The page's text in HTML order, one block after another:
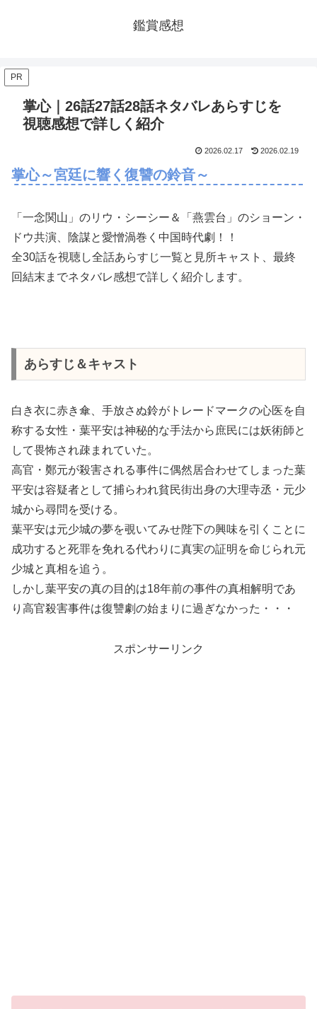
鑑賞感想
PR
掌心｜26話27話28話ネタバレあらすじを
視聴感想で詳しく紹介
2026.02.17 2026.02.19
掌心～宮廷に響く復讐の鈴音～
「一念関山」のリウ・シーシー＆「燕雲台」のショーン・
ドウ共演、陰謀と愛憎渦巻く中国時代劇！！
全30話を視聴し全話あらすじ一覧と見所キャスト、最終
回結末までネタバレ感想で詳しく紹介します。
あらすじ＆キャスト
白き衣に赤き傘、手放さぬ鈴がトレードマークの心医を自
称する女性・葉平安は神秘的な手法から庶民には妖術師と
して畏怖され疎まれていた。
高官・鄭元が殺害される事件に偶然居合わせてしまった葉
平安は容疑者として捕らわれ貧民街出身の大理寺丞・元少
城から尋問を受ける。
葉平安は元少城の夢を覗いてみせ陛下の興味を引くことに
成功すると死罪を免れる代わりに真実の証明を命じられ元
少城と真相を追う。
しかし葉平安の真の目的は18年前の事件の真相解明であ
り高官殺害事件は復讐劇の始まりに過ぎなかった・・・
スポンサーリンク